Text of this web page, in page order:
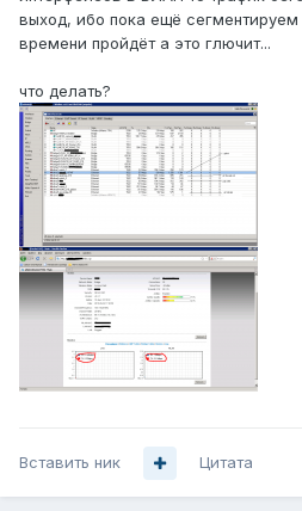
выход, ибо пока ещё
времени пройдёт а это глючит...
что делать?
Вставить ник Цитата